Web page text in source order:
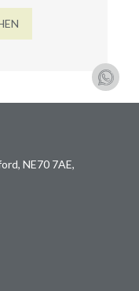
NE70 7AE,